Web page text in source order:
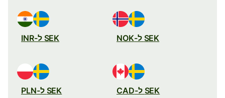
SEK ל-NOK SEK ל-INR
SEK ל-CAD SEK ל-PLN